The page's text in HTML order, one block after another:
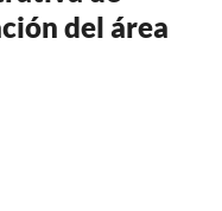
del área